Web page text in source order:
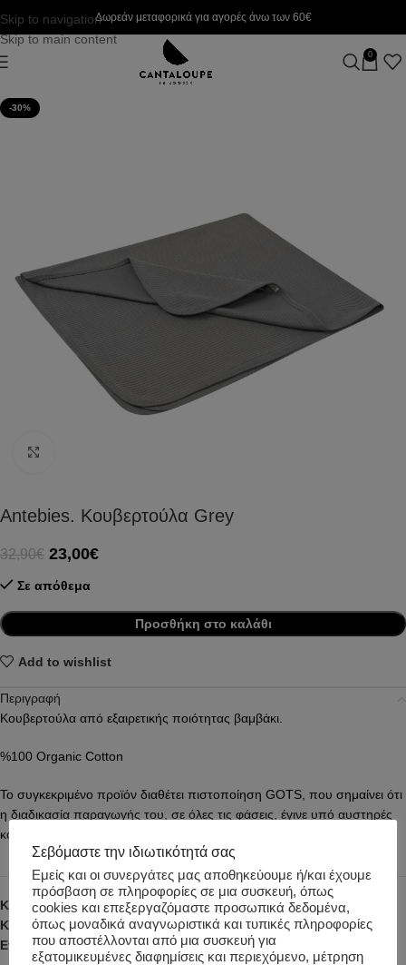
Skip to navigation
Skip to main content
Δωρεάν μεταφορικά για αγορές άνω των 60€
0
-30%
Antebies. Κουβερτούλα Grey
32,90€ 23,00€
Σε απόθεμα
Προσθήκη στο καλάθι
Add to wishlist
Περιγραφή
Κουβερτούλα από εξαιρετικής ποιότητας βαμβάκι.
%100 Organic Cotton
Το συγκεκριμένο προϊόν διαθέτει πιστοποίηση GOTS , που σημαίνει ότι
η διαδικασία παραγωγής του, σε όλες τις φάσεις, έγινε υπό αυστηρές
κοινωνικές και περιβαλλοντικές προϋποθέσεις.
Κωδικός προϊόντος:20538
Κατηγορίες: ΒΡΕΦΙΚΑ, ΓΙΑ ΤΟΝ ΥΠΝΟ Κ ΤΟ ΜΠΑΝΙΟ
Ετικέτα: ANTEBIES
Σεβόμαστε την ιδιωτικότητά σας
Εμείς και οι συνεργάτες μας αποθηκεύουμε ή/και έχουμε
πρόσβαση σε πληροφορίες σε μια συσκευή, όπως
cookies και επεξεργαζόμαστε προσωπικά δεδομένα,
όπως μοναδικά αναγνωριστικά και τυπικές πληροφορίες
που αποστέλλονται από μια συσκευή για
εξατομικευμένες διαφημίσεις και περιεχόμενο, μέτρηση